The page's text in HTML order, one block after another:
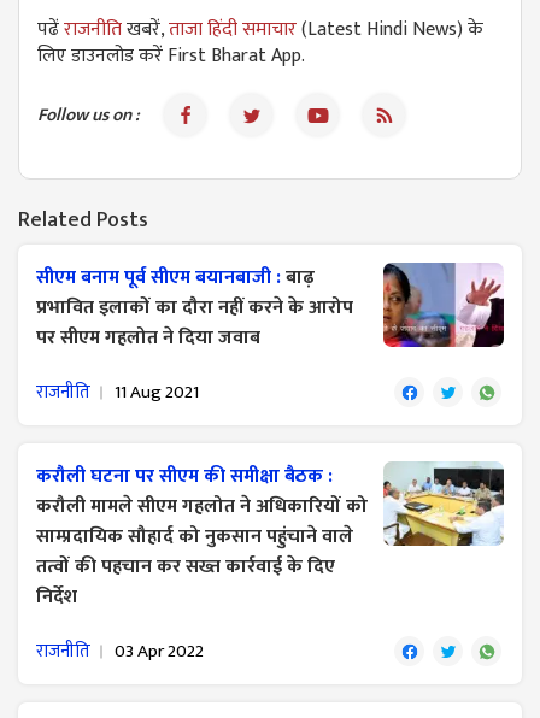
पढेंराजनीतिखबरें,ताजा हिंदी समाचार(Latest Hindi News) के
लिए डाउनलोड करें First Bharat App.
Follow us on :
Related Posts
सीएम बनाम पूर्व सीएम बयानबाजी :बाढ़
प्रभावित इलाकों का दौरा नहीं करने के आरोप
पर सीएम गहलोत ने दिया जवाब
राजनीति 11 Aug 2021
करौली घटना पर सीएम की समीक्षा बैठक :
करौली मामले सीएम गहलोत ने अधिकारियों को
साम्प्रदायिक सौहार्द को नुकसान पहुंचाने वाले
तत्वों की पहचान कर सख्त कार्रवाई के दिए
निर्देश
राजनीति 03 Apr 2022